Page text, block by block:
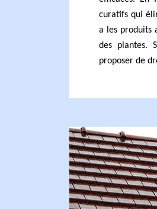
curatifs qui
a les produits
des plantes.
proposer de